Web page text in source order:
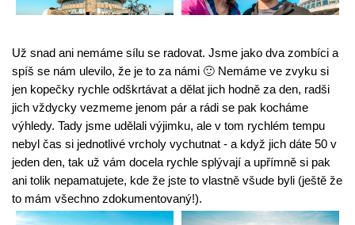
Už snad ani nemáme sílu se radovat. Jsme jako dva zombíci a
spíš se nám ulevilo, že je to za námi 🙂 Nemáme ve zvyku si
jen kopečky rychle odškrtávat a dělat jich hodně za den, radši
jich vždycky vezmeme jenom pár a rádi se pak kocháme
výhledy. Tady jsme udělali výjimku, ale v tom rychlém tempu
nebyl čas si jednotlivé vrcholy vychutnat - a když jich dáte 50 v
jeden den, tak už vám docela rychle splývají a upřímně si pak
ani tolik nepamatujete, kde že jste to vlastně všude byli (ještě že
to mám všechno zdokumentovaný!).